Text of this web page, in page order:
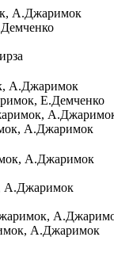
А.Джаримок
А.Джаримок
Е.Демченко
А.Джаримок
А.Джаримок
А.Джаримок
А.Джаримок